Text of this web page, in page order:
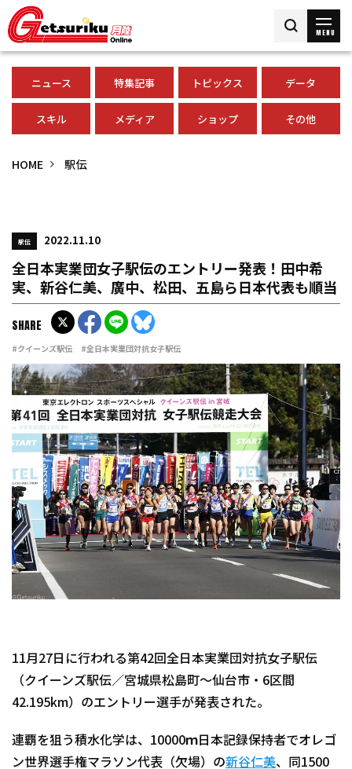
MENU
ニュース 特集記事 トピックス データ
スキル メディア ショップ その他
HOME 駅伝
駅伝 2022.11.10
全日本実業団女子駅伝のエントリー発表！田中希
実、新谷仁美、廣中、松田、五島ら日本代表も順当
#クイーンズ駅伝 #全日本実業団対抗女子駅伝
SHARE
11月27日に行われる第42回全日本実業団対抗女子駅伝
（クイーンズ駅伝／宮城県松島町～仙台市・6区間
42.195km）のエントリー選手が発表された。
連覇を狙う積水化学は、10000ｍ日本記録保持者でオレゴ
ン世界選手権マラソン代表（欠場）の新谷仁美、同1500